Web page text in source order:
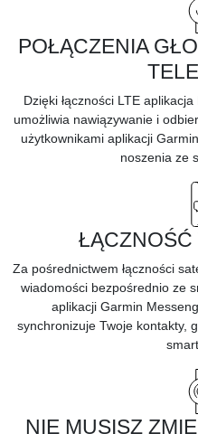
POŁĄCZENIA
Dzięki łączności LTE
umożliwia nawiązywanie i
użytkownikami aplikacji
noszenia ze
Za pośrednictwem łączności
wiadomości bezpośrednio ze
aplikacji Garmin
synchronizuje Twoje kontakty,
NIE MUSISZ